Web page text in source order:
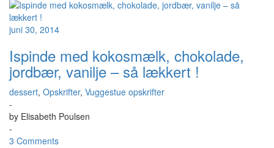
juni 30, 2014
Ispinde med kokosmælk, chokolade,
jordbær, vanilje – så lækkert !
dessert, Opskrifter, Vuggestue opskrifter
-
by Elisabeth Poulsen
-
3 Comments